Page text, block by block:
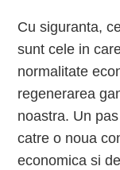
Cu siguranta,
sunt cele in
normalitate
regenerarea
noastra. Un
catre o noua
economica si